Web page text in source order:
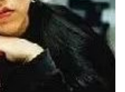
be done.Once Zeng
be carefully traced,
the emperor one
a rest, I am afraid
Emperor urgently
Zheng Zu Chen, what